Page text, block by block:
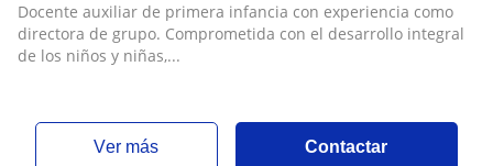
Docente auxiliar de primera infancia con experiencia como
directora de grupo. Comprometida con el desarrollo integral
de los niños y niñas,...
ver más Contactar